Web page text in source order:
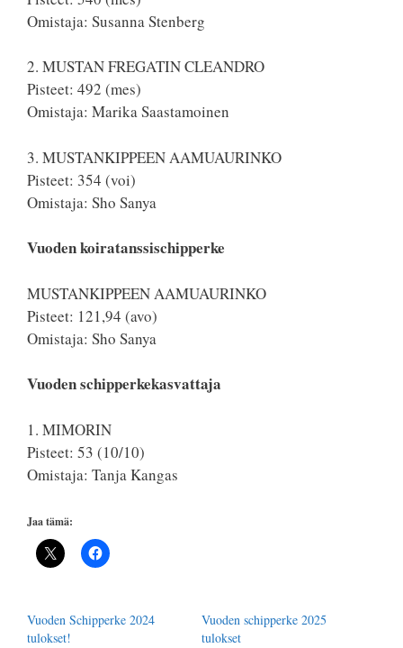
Omistaja: Susanna Stenberg
2. MUSTAN FREGATIN CLEANDRO
Pisteet: 492 (mes)
Omistaja: Marika Saastamoinen
3. MUSTANKIPPEEN AAMUAURINKO
Pisteet: 354 (voi)
Omistaja: Sho Sanya
Vuoden koiratanssischipperke
MUSTANKIPPEEN AAMUAURINKO
Pisteet: 121,94 (avo)
Omistaja: Sho Sanya
Vuoden schipperkekasvattaja
1. MIMORIN
Pisteet: 53 (10/10)
Omistaja: Tanja Kangas
Jaa tämä:
Vuoden Schipperke 2024
tulokset!
Vuoden schipperke 2025
tulokset